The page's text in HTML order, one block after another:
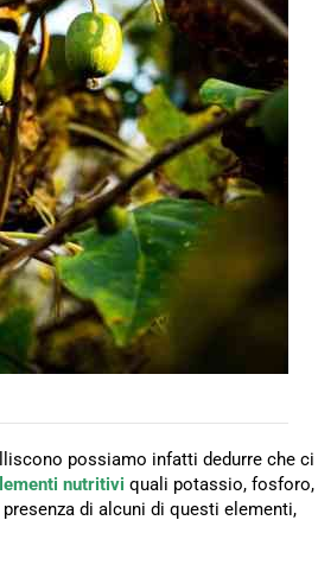
possiamo infatti dedurre che ci
nutritivi quali potassio, fosforo,
di alcuni di questi elementi,